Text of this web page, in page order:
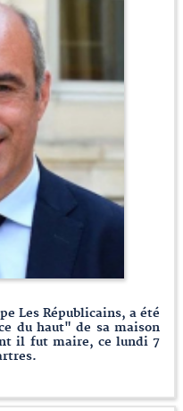
Les Républicains, a été
du haut" de sa maison
il fut maire, ce lundi 7